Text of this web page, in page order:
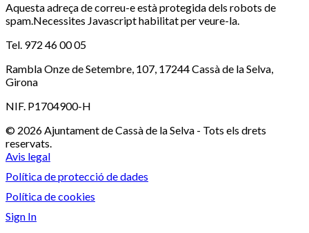
Aquesta adreça de correu-e està protegida dels robots de
spam.Necessites Javascript habilitat per veure-la.
Tel. 972 46 00 05
Rambla Onze de Setembre, 107, 17244 Cassà de la Selva,
Girona
NIF. P1704900-H
© 2026 Ajuntament de Cassà de la Selva - Tots els drets
reservats.
Avis legal
Política de protecció de dades
Política de cookies
Sign In